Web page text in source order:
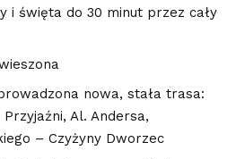
i święta do 30 minut przez cały
nowa, stała trasa:
Al. Andersa,
– Czyżyny Dworzec